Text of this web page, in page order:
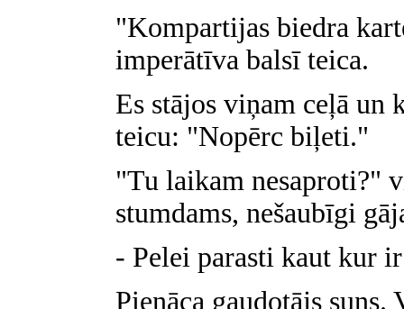
"Kompartijas biedra
imperātīva balsī teica.
Es stājos viņam ceļā un
teicu: "Nopērc biļeti."
"Tu laikam nesaproti?"
stumdams, nešaubīgi
- Pelei parasti kaut kur
Pienāca gaudotājs